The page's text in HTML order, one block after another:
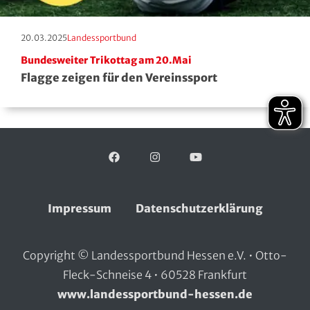
Erscheinungstag:
20.03.2025
Kategorie: Landessportbund
Bundesweiter Trikottag am 20.Mai
Flagge zeigen für den Vereinssport
Folgen Sie uns auf:
FacebookInstagramYouTube
Impressum Datenschutzerklärung
Copyright © Landessportbund Hessen e.V. • Otto-
Fleck-Schneise 4 • 60528 Frankfurt
www.landessportbund-hessen.de
Squash
Tanzen
Turnen
Volleyball